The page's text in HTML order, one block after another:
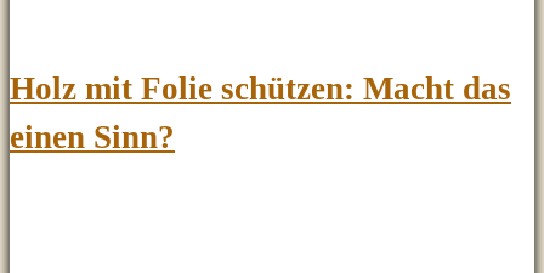
Holz mit Folie schützen: Macht das
einen Sinn?